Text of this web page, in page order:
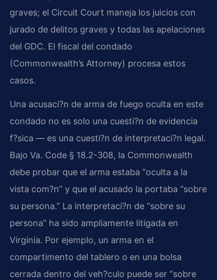
graves; el Circuit Court maneja los juicios con
jurado de delitos graves y todas las apelaciones
del GDC. El fiscal del condado
(Commonwealth’s Attorney) procesa estos
casos.
Una acusaci?n de arma de fuego oculta en este
condado no es solo una cuesti?n de evidencia
f?sica — es una cuesti?n de interpretaci?n legal.
Bajo Va. Code § 18.2-308, la Commonwealth
debe probar que el arma estaba “oculta a la
vista com?n” y que el acusado la portaba “sobre
su persona.” La interpretaci?n de “sobre su
persona” ha sido ampliamente litigada en
Virginia. Por ejemplo, un arma en el
compartimento del tablero o en una bolsa
cerrada dentro del veh?culo puede ser “sobre